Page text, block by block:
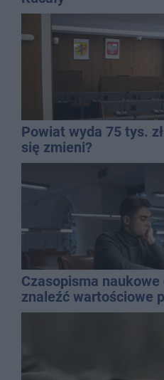
Powiat wyda 75 tys.
się zmieni?
Czasopisma
znaleźć wartościowe